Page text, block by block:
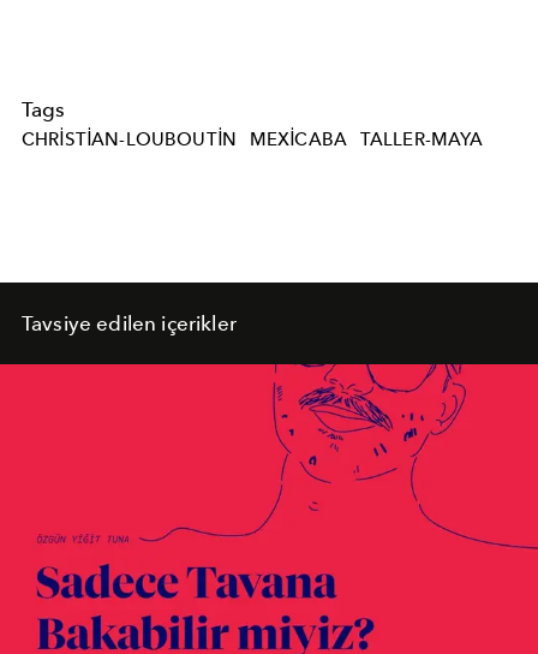
Tags
CHRISTIAN-LOUBOUTIN MEXICABA TALLER-MAYA
Tavsiye edilen içerikler